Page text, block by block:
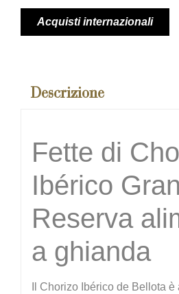
Acquisti internazionali
Descrizione
Fette di
Ibérico Gran
Reserva
a ghianda
Il Chorizo Ibérico de Bellota